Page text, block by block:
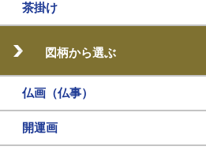
茶掛け
図柄から選ぶ
仏画（仏事）
開運画